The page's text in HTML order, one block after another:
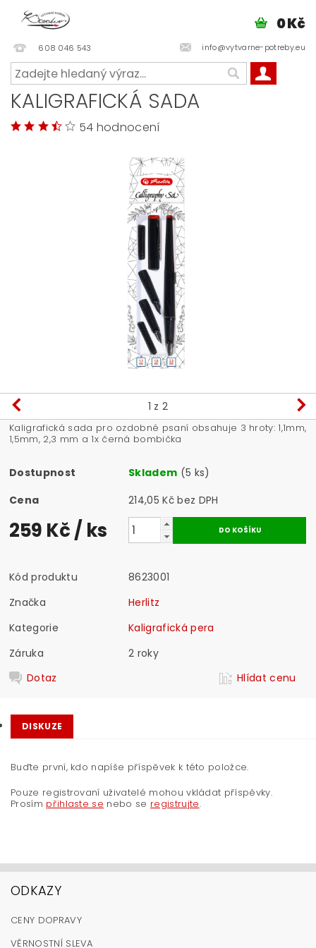
608 046 543 info@vytvarne-potreby.eu
0 Kč
KALIGRAFICKÁ SADA
54 hodnocení
1 z 2
Kaligrafická sada pro ozdobné psaní obsahuje 3 hroty: 1,1mm,
1,5mm, 2,3 mm a 1x černá bombička
Dostupnost Skladem (5 ks)
Cena
214,05 Kč bez DPH
259 Kč/ ks
Kód produktu
8623001
Značka
Herlitz
Kategorie
Kaligrafická pera
Záruka
2 roky
Dotaz
Hlídat cenu
DISKUZE
Buďte první, kdo napíše příspěvek k této položce.
Pouze registrovaní uživatelé mohou vkládat příspěvky.
Prosím přihlaste se nebo se registrujte.
ODKAZY
CENY DOPRAVY
VĚRNOSTNÍ SLEVA